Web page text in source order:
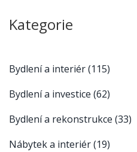
Kategorie
Bydlení a interiér(115)
Bydlení a investice (62)
Bydlení a rekonstrukce (33)
Nábytek a interiér(19)